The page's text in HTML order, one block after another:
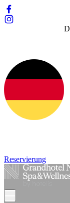
Reservierung